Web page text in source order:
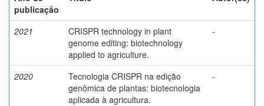
publicação
2021
CRISPR technology in plant
genome editing: biotechnology
applied to agriculture.
-
2020
Tecnologia CRISPR na edição
genômica de plantas: biotecnologia
aplicada à agricultura.
-